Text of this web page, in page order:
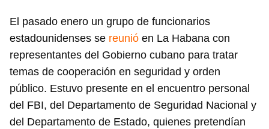
Guardar como favorito
Para poder guardar como favorito, primero has de
iniciar sesión con tu cuenta de 14ymedio.
El pasado enero un grupo de funcionarios
estadounidenses se reunió en La Habana con
representantes del Gobierno cubano para tratar
temas de cooperación en seguridad y orden
público. Estuvo presente en el encuentro personal
del FBI, del Departamento de Seguridad Nacional y
del Departamento de Estado, quienes pretendían